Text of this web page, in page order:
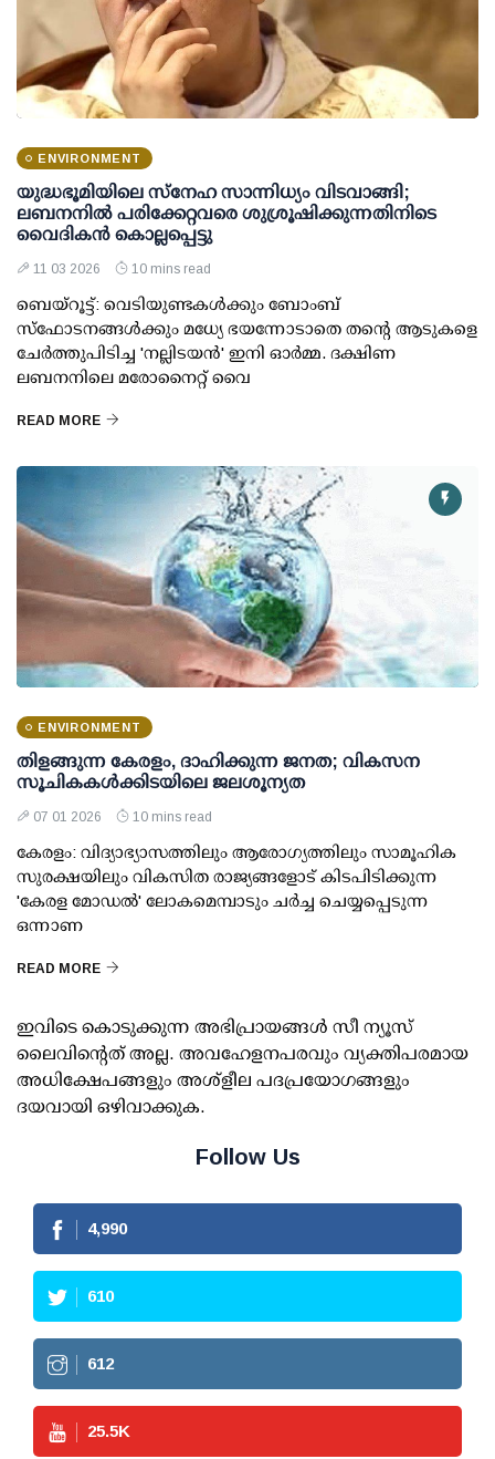
ENVIRONMENT
യുദ്ധഭൂമിയിലെ സ്നേഹ സാന്നിധ്യം വിടവാങ്ങി;
ലബനനിൽ പരിക്കേറ്റവരെ ശുശ്രൂഷിക്കുന്നതിനിടെ
വൈദികൻ കൊല്ലപ്പെട്ടു
11 03 2026 10 mins read
ബെയ്‌റൂട്ട്: വെടിയുണ്ടകൾക്കും ബോംബ്
സ്‌ഫോടനങ്ങൾക്കും മധ്യേ ഭയന്നോടാതെ തന്റെ ആടുകളെ
ചേർത്തുപിടിച്ച 'നല്ലിടയൻ' ഇനി ഓർമ്മ. ദക്ഷിണ
ലബനനിലെ മരോനൈറ്റ് വൈ
READ MORE
ENVIRONMENT
തിളങ്ങുന്ന കേരളം, ദാഹിക്കുന്ന ജനത; വികസന
സൂചികകൾക്കിടയിലെ ജലശൂന്യത
07 01 2026 10 mins read
കേരളം: വിദ്യാഭ്യാസത്തിലും ആരോഗ്യത്തിലും സാമൂഹിക
സുരക്ഷയിലും വികസിത രാജ്യങ്ങളോട് കിടപിടിക്കുന്ന
'കേരള മോഡൽ' ലോകമെമ്പാടും ചർച്ച ചെയ്യപ്പെടുന്ന
ഒന്നാണ
READ MORE
ഇവിടെ കൊടുക്കുന്ന അഭിപ്രായങ്ങള്‍ സീ ന്യൂസ്
ലൈവിന്റെത് അല്ല. അവഹേളനപരവും വ്യക്തിപരമായ
അധിക്ഷേപങ്ങളും അശ്‌ളീല പദപ്രയോഗങ്ങളും
ദയവായി ഒഴിവാക്കുക.
Follow Us
4,990
610
612
25.5K